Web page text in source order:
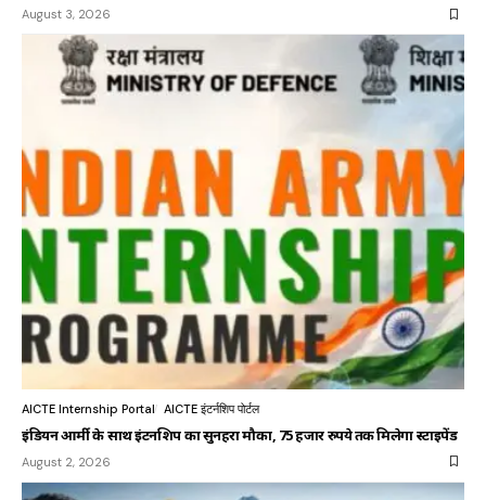
August 3, 2026
AICTE Internship Portal AICTE इंटर्नशिप पोर्टल
इंडियन आर्मी के साथ इंटर्नशिप का सुनहरा मौका, 75 हजार रुपये तक मिलेगा स्टाइपेंड
August 2, 2026